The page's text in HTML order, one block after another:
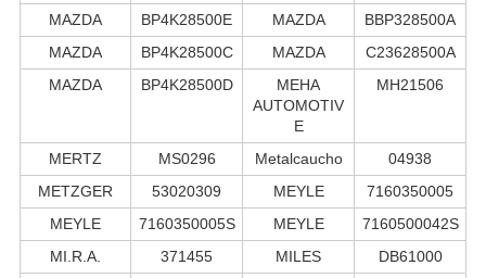
MAZDA
BP4K28500E MAZDA
BBP328500A
MAZDA
BP4K28500C MAZDA
C23628500A
MAZDA
BP4K28500D
MEHA
AUTOMOTIV
E
MH21506
MERTZ MS0296 Metalcaucho
04938
METZGER
53020309 MEYLE
7160350005
MEYLE
7160350005S MEYLE
7160500042S
MI.R.A.
371455 MILES
DB61000